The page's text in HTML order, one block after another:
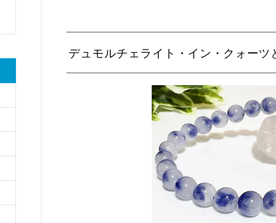
デュモルチェライト・イン・クォーツ